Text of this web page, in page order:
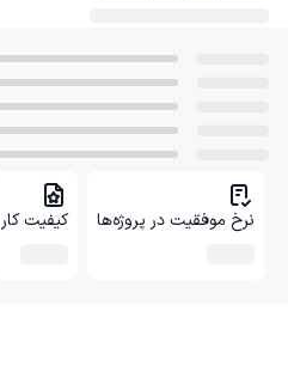
نرخ موفقیت در پروژه‌ها کیفیت کار